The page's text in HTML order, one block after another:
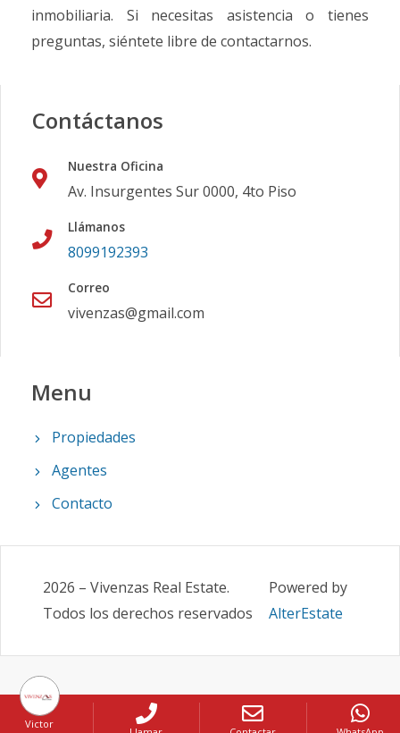
Victor
inmobiliaria. Si necesitas asistencia o tienes
preguntas, siéntete libre de contactarnos.
Contáctanos
Nuestra Oficina
Av. Insurgentes Sur 0000, 4to Piso
Llámanos
8099192393
Correo
vivenzas@gmail.com
Menu
Propiedades
Agentes
Contacto
2026 – Vivenzas Real Estate.
Todos los derechos reservados
Powered by
AlterEstate